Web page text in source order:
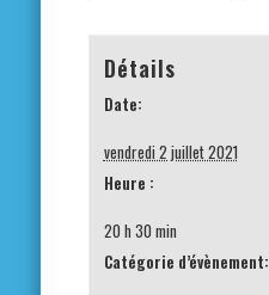
Détails
Date:
vendredi 2 juillet 2021
Heure :
20 h 30 min
Catégorie d’évènement: